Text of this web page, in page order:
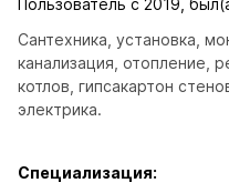
Пользователь с 2019,
Сантехника, установка,
канализация, отопление,
котлов, гипсакартон
электрика.
Специализация: